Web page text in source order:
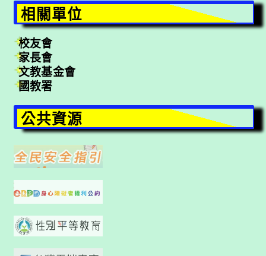
相關單位
校友會
家長會
文教基金會
國教署
公共資源